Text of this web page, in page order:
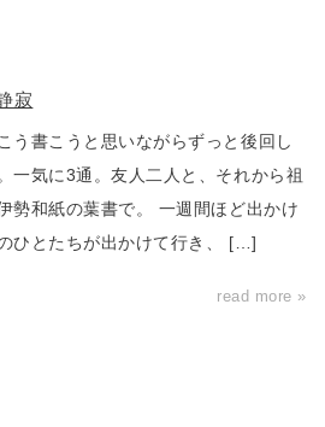
寂
う書こうと思いながらずっと後回し
一気に3通。友人二人と、それから祖
勢和紙の葉書で。 一週間ほど出かけ
ひとたちが出かけて行き、 […]
read more »